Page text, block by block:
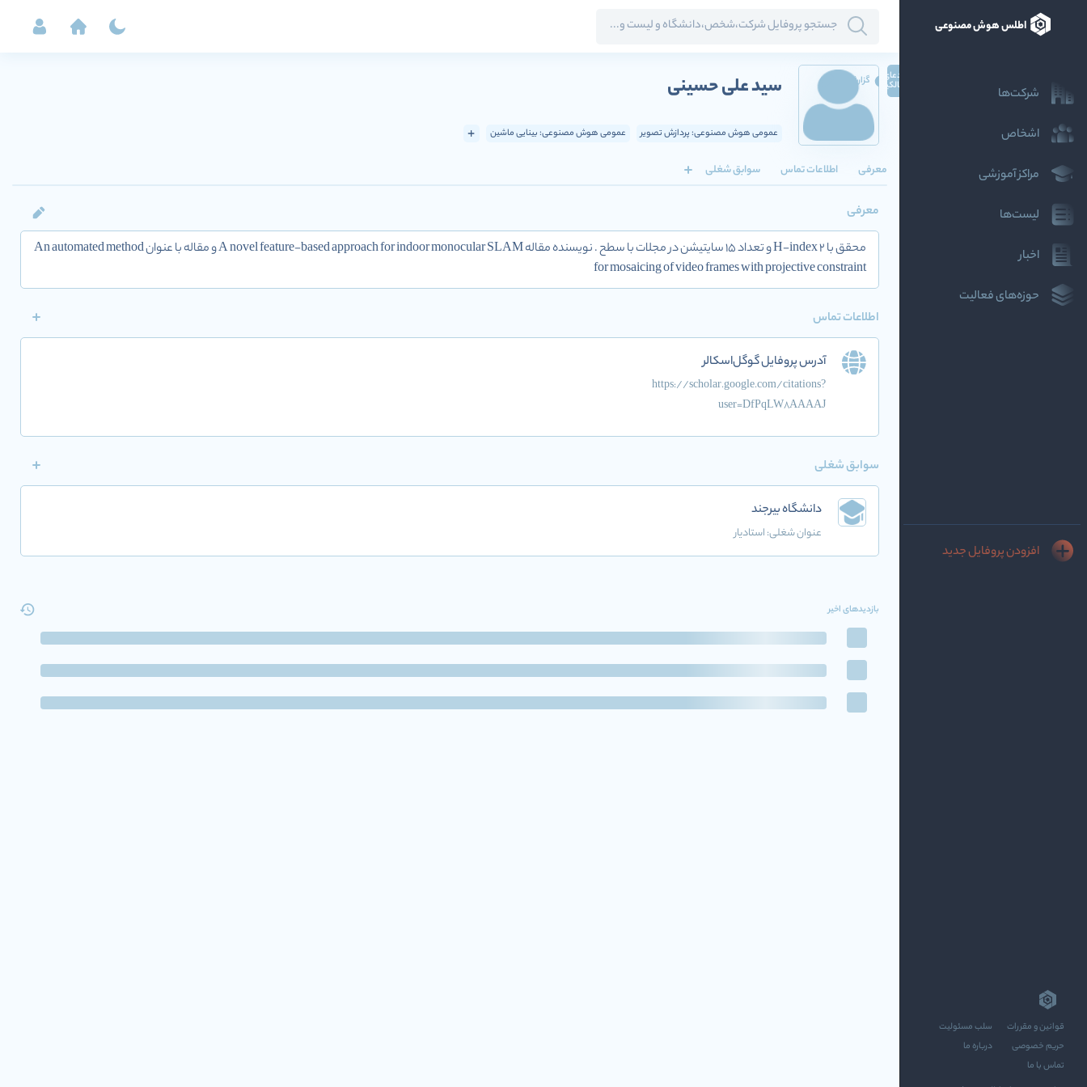
اطلس هوش مصنوعی
شرکت‌ها
اشخاص
مراکز آموزشی
لیست‌ها
اخبار
حوزه‌های فعالیت
افزودن پروفایل جدید
قوانین و مقررات
سلب مسئولیت
حریم خصوصی
درباره ما
تماس با ما
سید علی حسینی
عمومی هوش مصنوعی: پردازش تصویر عمومی هوش مصنوعی: بینایی ماشین
ادعای
مالکیت گزارش
معرفی اطلاعات تماس سوابق شغلی
معرفی
محقق با H-index 2 و تعداد 15 سایتیشن در مجلات با سطح . نویسنده مقاله A novel feature-based approach for indoor monocular SLAM و مقاله با عنوان An automated method
for mosaicing of video frames with projective constraint
اطلاعات تماس
آدرس پروفایل گوگل‌اسکالر
https://scholar.google.com/citations?
user=DfPqLW8AAAAJ
سوابق شغلی
دانشگاه بیرجند
عنوان شغلی:استادیار
بازدیدهای اخیر